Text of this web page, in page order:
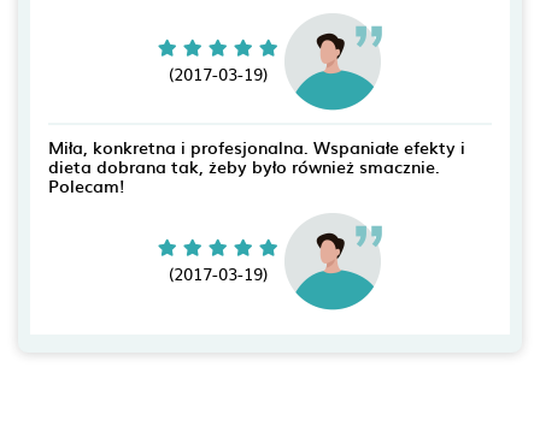
(2017-03-19)
Miła, konkretna i profesjonalna. Wspaniałe efekty i
dieta dobrana tak, żeby było również smacznie.
Polecam!
(2017-03-19)